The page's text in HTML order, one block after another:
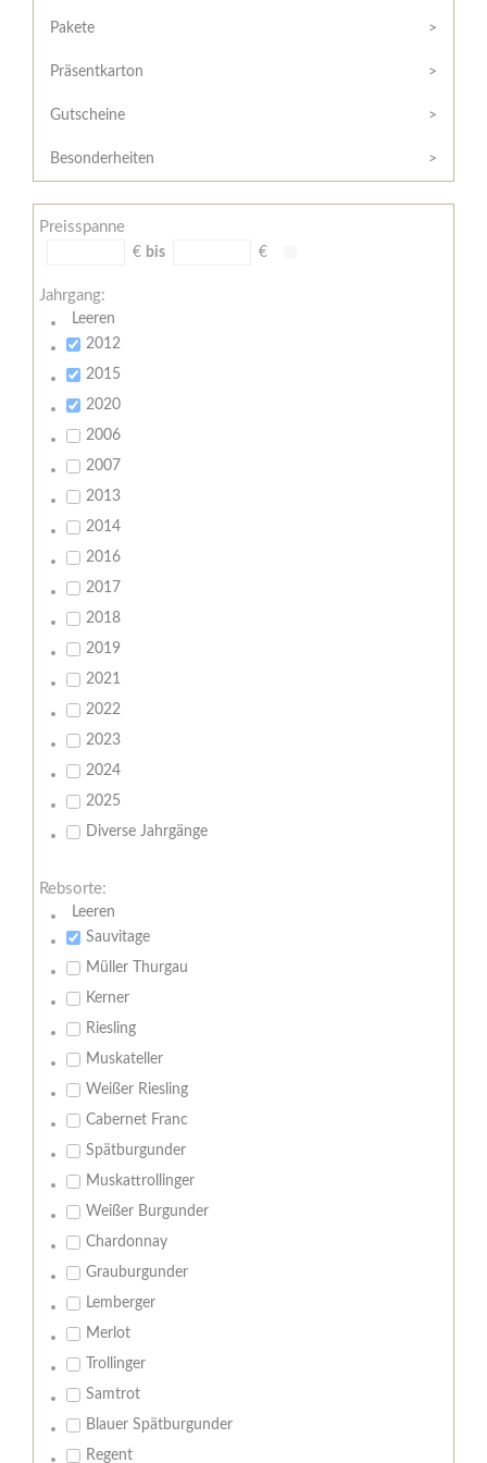
/
Widerrufsformular
AGB
Zahlungsbedingungen
Meine
Pakete
Präsentkarton
Gutscheine
Besonderheiten
Preisspanne
€ bis €
Jahrgang:
Leeren
2012
2015
2020
2006
2007
2013
2014
2016
2017
2018
2019
2021
2022
2023
2024
2025
Diverse Jahrgänge
Rebsorte:
Leeren
Sauvitage
Müller Thurgau
Kerner
Riesling
Muskateller
Weißer Riesling
Cabernet Franc
Spätburgunder
Muskattrollinger
Weißer Burgunder
Chardonnay
Grauburgunder
Lemberger
Merlot
Trollinger
Samtrot
Blauer Spätburgunder
Regent